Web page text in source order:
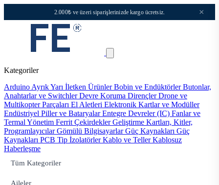
2.000₺ ve üzeri siparişlerinizde kargo ücretsiz. ×
Kategoriler
Arduino Ayrık Yarı İletken ÜrünlerBobin ve EndüktörlerButonlar,
Anahtarlar ve SwitchlerDevre Koruma DirençlerDrone ve
Multikopter Parçaları El Aletleri Elektronik Kartlar ve Modüller
Endüstriyel Piller ve BataryalarEntegre Devreler (IC) Fanlar ve
Termal Yönetim Ferrit ÇekirdeklerGeliştirme Kartları, Kitler,
ProgramlayıcılarGömülü BilgisayarlarGüç Kaynakları Güç
Kaynakları PCB Tip İzolatörlerKablo ve TellerKablosuz
Haberleşme
Tüm Kategoriler
Aileler